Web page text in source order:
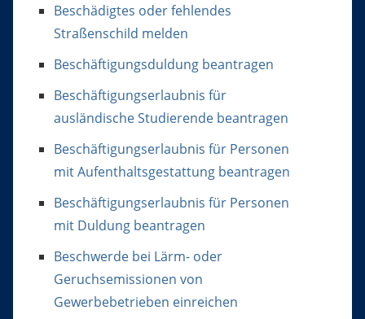
Beschädigtes oder fehlendes
Straßenschild melden
Beschäftigungsduldung beantragen
Beschäftigungserlaubnis für
ausländische Studierende beantragen
Beschäftigungserlaubnis für Personen
mit Aufenthaltsgestattung beantragen
Beschäftigungserlaubnis für Personen
mit Duldung beantragen
Beschwerde bei Lärm- oder
Geruchsemissionen von
Gewerbebetrieben einreichen